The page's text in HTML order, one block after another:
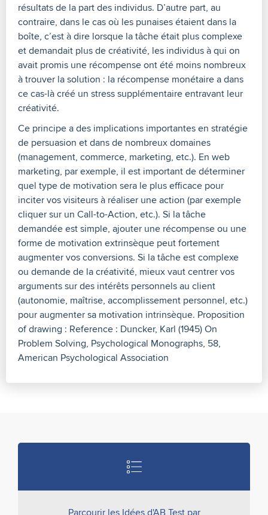
résultats de la part des individus. D’autre part, au
contraire, dans le cas où les punaises étaient dans la
boîte, c’est à dire lorsque la tâche était plus complexe
et demandait plus de créativité, les individus à qui on
avait promis une récompense ont été moins nombreux
à trouver la solution : la récompense monétaire a dans
ce cas-là créé un stress supplémentaire entravant leur
créativité.
Ce principe a des implications importantes en stratégie
de persuasion et dans de nombreux domaines
(management, commerce, marketing, etc.). En web
marketing, par exemple, il est important de déterminer
quel type de motivation sera le plus efficace pour
inciter vos visiteurs à réaliser une action (par exemple
cliquer sur un Call-to-Action, etc.). Si la tâche
demandée est simple, ajouter une récompense ou une
forme de motivation extrinsèque peut fortement
augmenter vos conversions. Si la tâche est complexe
ou demande de la créativité, mieux vaut centrer vos
arguments sur des intérêts personnels au client
(autonomie, maîtrise, accomplissement personnel, etc.)
pour augmenter sa motivation intrinsèque. Proposition
of drawing : Reference : Duncker, Karl (1945) On
Problem Solving, Psychological Monographs, 58,
American Psychological Association
Parcourir les Idées d'AB Test par